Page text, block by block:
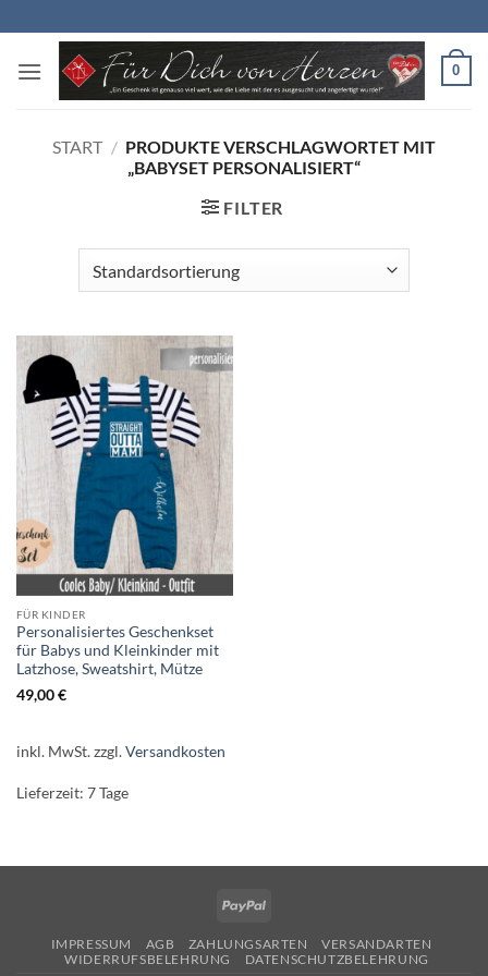
Inhalt
springen
0
START / PRODUKTE VERSCHLAGWORTET MIT
„BABYSET PERSONALISIERT“
FILTER
FÜR KINDER
Personalisiertes Geschenkset
für Babys und Kleinkinder mit
Latzhose, Sweatshirt, Mütze
49,00€
inkl. MwSt.zzgl.Versandkosten
Lieferzeit: 7 Tage
PayPal
IMPRESSUM AGB ZAHLUNGSARTEN
VERSANDARTEN
WIDERRUFSBELEHRUNG
DATENSCHUTZBELEHRUNG